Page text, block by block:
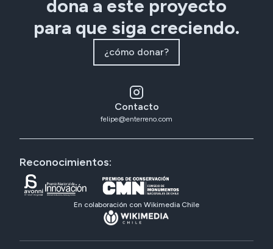
dona a este proyecto
para que siga creciendo.
¿cómo donar?
Contacto
felipe@enterreno.com
Reconocimientos:
En colaboración con Wikimedia Chile